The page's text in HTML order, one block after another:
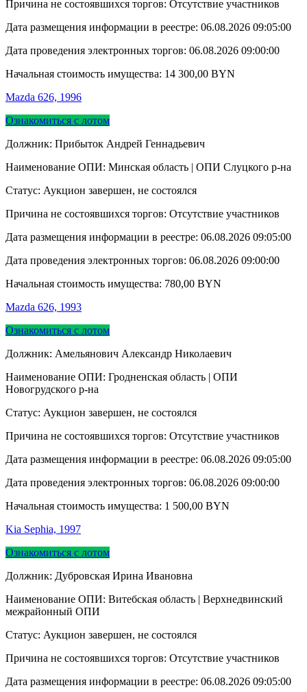
Причина не состоявшихся торгов: Отсутствие участников
Дата размещения информации в реестре: 06.08.2026 09:05:00
Дата проведения электронных торгов: 06.08.2026 09:00:00
Начальная стоимость имущества: 14 300,00 BYN
Mazda 626, 1996
Ознакомиться с лотом
Должник: Прибыток Андрей Геннадьевич
Наименование ОПИ: Минская область | ОПИ Слуцкого р-на
Статус: Аукцион завершен, не состоялся
Причина не состоявшихся торгов: Отсутствие участников
Дата размещения информации в реестре: 06.08.2026 09:05:00
Дата проведения электронных торгов: 06.08.2026 09:00:00
Начальная стоимость имущества: 780,00 BYN
Mazda 626, 1993
Ознакомиться с лотом
Должник: Амельянович Александр Николаевич
Наименование ОПИ: Гродненская область | ОПИ
Новогрудского р-на
Статус: Аукцион завершен, не состоялся
Причина не состоявшихся торгов: Отсутствие участников
Дата размещения информации в реестре: 06.08.2026 09:05:00
Дата проведения электронных торгов: 06.08.2026 09:00:00
Начальная стоимость имущества: 1 500,00 BYN
Kia Sephia, 1997
Ознакомиться с лотом
Должник: Дубровская Ирина Ивановна
Наименование ОПИ: Витебская область | Верхнедвинский
межрайонный ОПИ
Статус: Аукцион завершен, не состоялся
Причина не состоявшихся торгов: Отсутствие участников
Дата размещения информации в реестре: 06.08.2026 09:05:00